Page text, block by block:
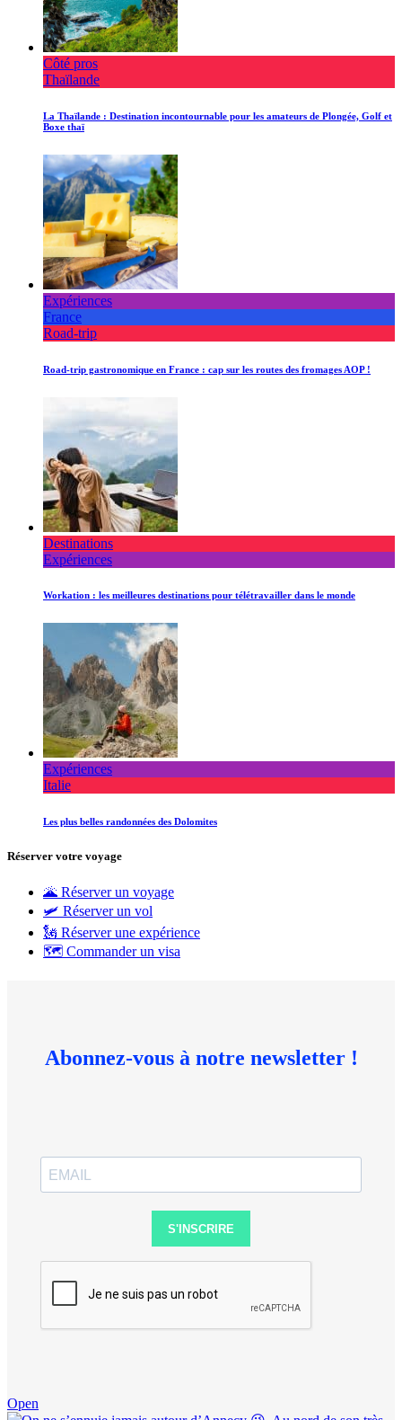
Côté pros
Thaïlande
La Thaïlande : Destination incontournable pour les amateurs de Plongée, Golf et
Boxe thaï
Expériences
France
Road-trip
Road-trip gastronomique en France : cap sur les routes des fromages AOP !
Destinations
Expériences
Workation : les meilleures destinations pour télétravailler dans le monde
Expériences
Italie
Les plus belles randonnées des Dolomites
Réserver votre voyage
🌋 Réserver un voyage
🛩 Réserver un vol
🗽 Réserver une expérience
🗺 Commander un visa
Abonnez-vous à notre newsletter !
S'INSCRIRE
Open